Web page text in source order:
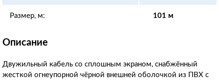
Размер, м: 101 м
Описание
Двужильный кабель со сплошным экраном, снабжённый
жесткой огнеупорной чёрной внешней оболочкой из ПВХ с